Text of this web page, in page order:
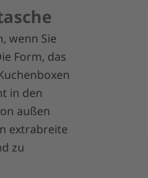
wenn Sie
Form, das
in den
außen
extrabreite
zu